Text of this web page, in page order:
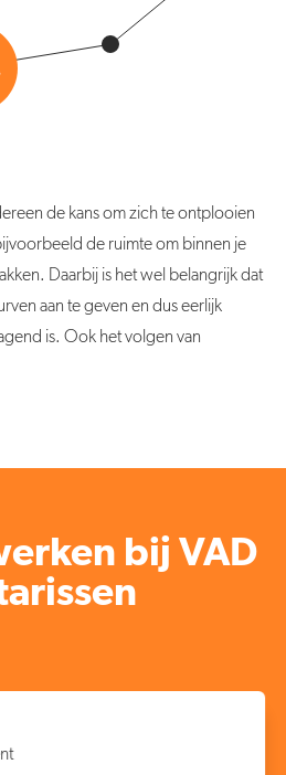
de kans om zich te ontplooien
de ruimte om binnen je
Daarbij is het wel belangrijk dat
aan te geven en dus eerlijk
is. Ook het volgen van
bij VAD